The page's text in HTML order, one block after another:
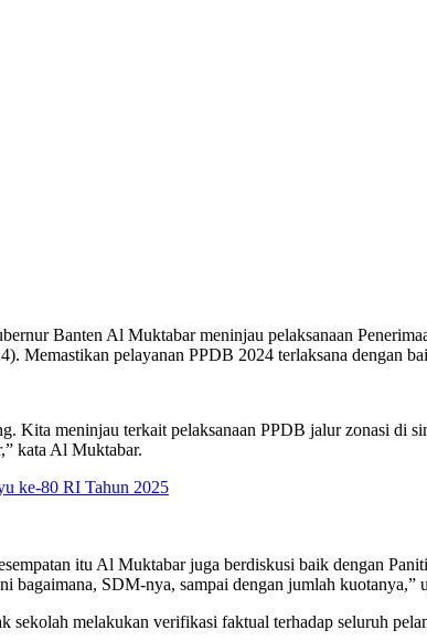
Banten Al Muktabar meninjau pelaksanaan
Memastikan pelayanan PPDB 2024 terlaksana dengan
Kita meninjau terkait pelaksanaan PPDB jalur zonasi di
kata Al Muktabar.
ke-80 RI Tahun 2025
itu Al Muktabar juga berdiskusi baik dengan
bagaimana, SDM-nya, sampai dengan jumlah kuotanya,”
sekolah melakukan verifikasi faktual terhadap seluruh